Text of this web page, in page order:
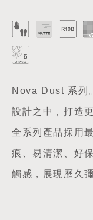
Nova Dust 系列
設計之中，打造
全系列產品採用
痕、易清潔、好
觸感，展現歷久